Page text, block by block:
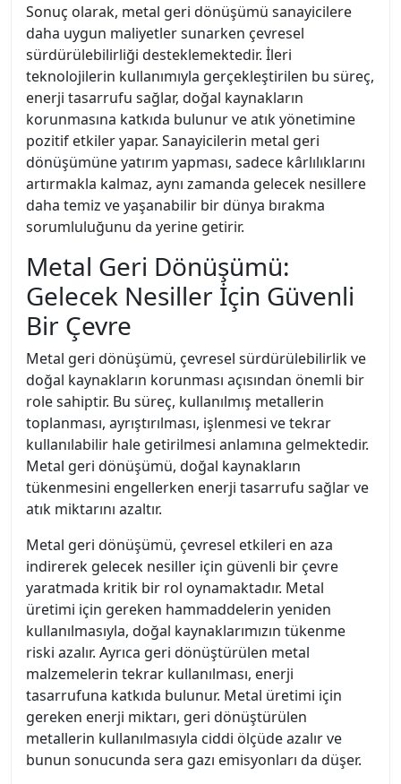
Sonuç olarak, metal geri dönüşümü sanayicilere
daha uygun maliyetler sunarken çevresel
sürdürülebilirliği desteklemektedir. İleri
teknolojilerin kullanımıyla gerçekleştirilen bu süreç,
enerji tasarrufu sağlar, doğal kaynakların
korunmasına katkıda bulunur ve atık yönetimine
pozitif etkiler yapar. Sanayicilerin metal geri
dönüşümüne yatırım yapması, sadece kârlılıklarını
artırmakla kalmaz, aynı zamanda gelecek nesillere
daha temiz ve yaşanabilir bir dünya bırakma
sorumluluğunu da yerine getirir.
Metal Geri Dönüşümü:
Gelecek Nesiller İçin Güvenli
Bir Çevre
Metal geri dönüşümü, çevresel sürdürülebilirlik ve
doğal kaynakların korunması açısından önemli bir
role sahiptir. Bu süreç, kullanılmış metallerin
toplanması, ayrıştırılması, işlenmesi ve tekrar
kullanılabilir hale getirilmesi anlamına gelmektedir.
Metal geri dönüşümü, doğal kaynakların
tükenmesini engellerken enerji tasarrufu sağlar ve
atık miktarını azaltır.
Metal geri dönüşümü, çevresel etkileri en aza
indirerek gelecek nesiller için güvenli bir çevre
yaratmada kritik bir rol oynamaktadır. Metal
üretimi için gereken hammaddelerin yeniden
kullanılmasıyla, doğal kaynaklarımızın tükenme
riski azalır. Ayrıca geri dönüştürülen metal
malzemelerin tekrar kullanılması, enerji
tasarrufuna katkıda bulunur. Metal üretimi için
gereken enerji miktarı, geri dönüştürülen
metallerin kullanılmasıyla ciddi ölçüde azalır ve
bunun sonucunda sera gazı emisyonları da düşer.